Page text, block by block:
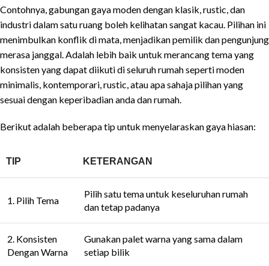
Contohnya, gabungan gaya moden dengan klasik, rustic, dan
industri dalam satu ruang boleh kelihatan sangat kacau. Pilihan ini
menimbulkan konflik di mata, menjadikan pemilik dan pengunjung
merasa janggal. Adalah lebih baik untuk merancang tema yang
konsisten yang dapat diikuti di seluruh rumah seperti moden
minimalis, kontemporari, rustic, atau apa sahaja pilihan yang
sesuai dengan keperibadian anda dan rumah.
Berikut adalah beberapa tip untuk menyelaraskan gaya hiasan:
TIP KETERANGAN
1. Pilih Tema
Pilih satu tema untuk keseluruhan rumah
dan tetap padanya
2. Konsisten
Dengan Warna
Gunakan palet warna yang sama dalam
setiap bilik